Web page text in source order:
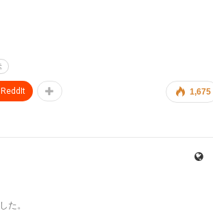
1,675
ReddIt
た。